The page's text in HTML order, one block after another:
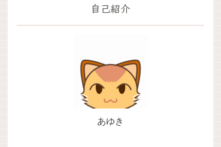
自己紹介
あゆき